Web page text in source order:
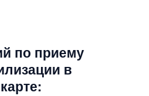
по приему
в